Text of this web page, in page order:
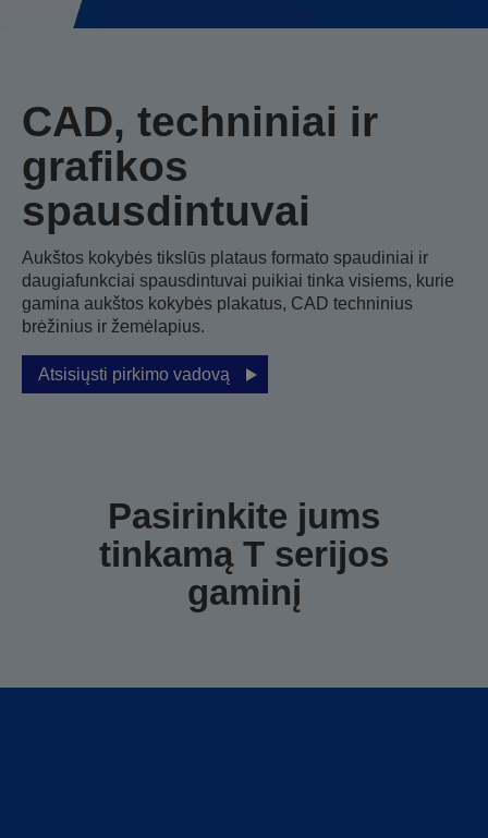
CAD, techniniai ir
grafikos
spausdintuvai
Aukštos kokybės tikslūs plataus formato spaudiniai ir
daugiafunkciai spausdintuvai puikiai tinka visiems, kurie
gamina aukštos kokybės plakatus, CAD techninius
brėžinius ir žemėlapius.
Atsisiųsti pirkimo vadovą
Pasirinkite jums
tinkamą T serijos
gaminį